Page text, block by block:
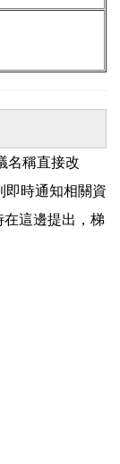
名稱直接改
即時通知相關資
這邊提出，梯